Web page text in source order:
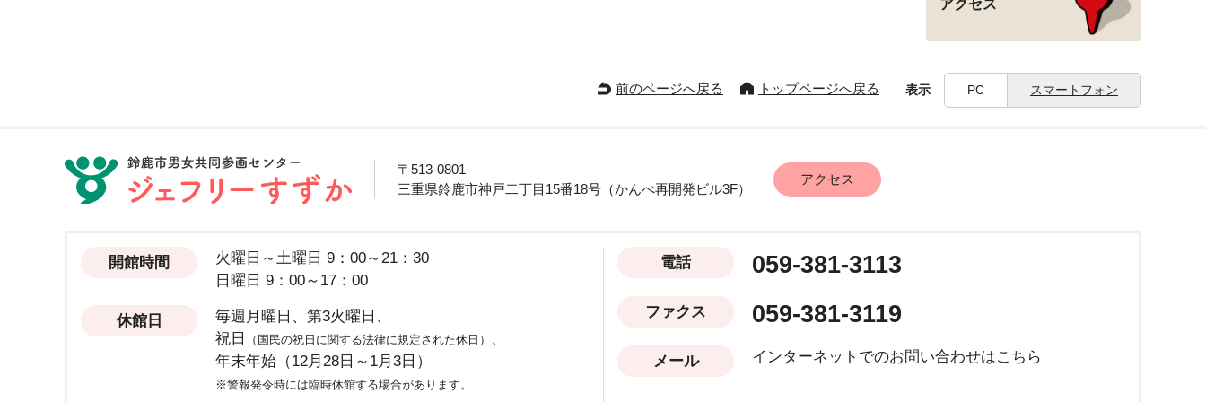
アクセス
前のページへ戻る トップページへ戻る 表示 PC スマートフォン
〒513-0801
三重県鈴鹿市神戸二丁目15番18号 （かんべ再開発ビル3F）
アクセス
開館時間
火曜日～土曜日 9：00～21：30
日曜日 9：00～17：00
休館日
毎週月曜日、第3火曜日、
祝日
（国民の祝日に関する法律に規定された休日）
、
年末年始（12月28日～1月3日）
※警報発令時には臨時休館する場合があります。
電話 059-381-3113
ファクス 059-381-3119
メール インターネットでのお問い合わせはこちら